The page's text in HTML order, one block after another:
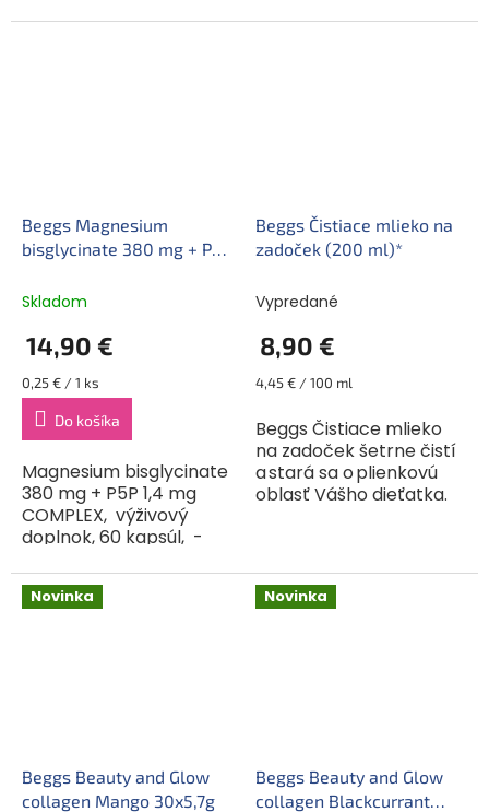
metionínom a biotínom
forme MK7 ✔ Zdravé
Beggs Magnesium
bisglycinate 380 mg + P5P
kapsúl)
Skladom
14,90 €
Jednotková
cena:
0,25 € / 1 ks
Do košíka
Magnesium bisglycinate
380 mg + P5P 1,4 mg
COMPLEX, výživový
doplnok, 60 kapsúl, -
horčíkom a vitamínom
B6 - Vhodné pre
Beggs Čistiace mlieko na
zadoček (200 ml)*
Vypredané
8,90 €
Jednotková
4,45 € / 100 ml
Beggs Čistiace mlieko
na zadoček šetrne čistí
a stará sa o plienkovú
oblasť Vášho dieťatka.
pre pokožku so sklonmi
k...
Novinka
Beggs Beauty and Glow
collagen Mango 30x5,7g
Novinka
Beggs Beauty and Glow
collagen Blackcurrant